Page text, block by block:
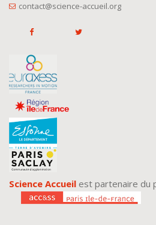
contact@science-accueil.org
Science Accueil est partenaire du